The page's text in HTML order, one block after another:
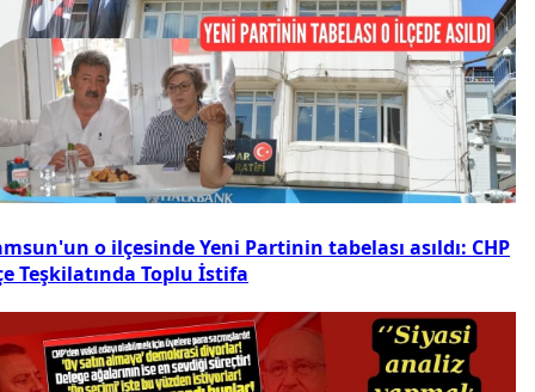
o ilçesinde Yeni Partinin tabelası asıldı: CHP
Teşkilatında Toplu İstifa